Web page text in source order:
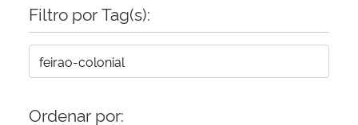
Filtro por Tag(s):
Ordenar por: